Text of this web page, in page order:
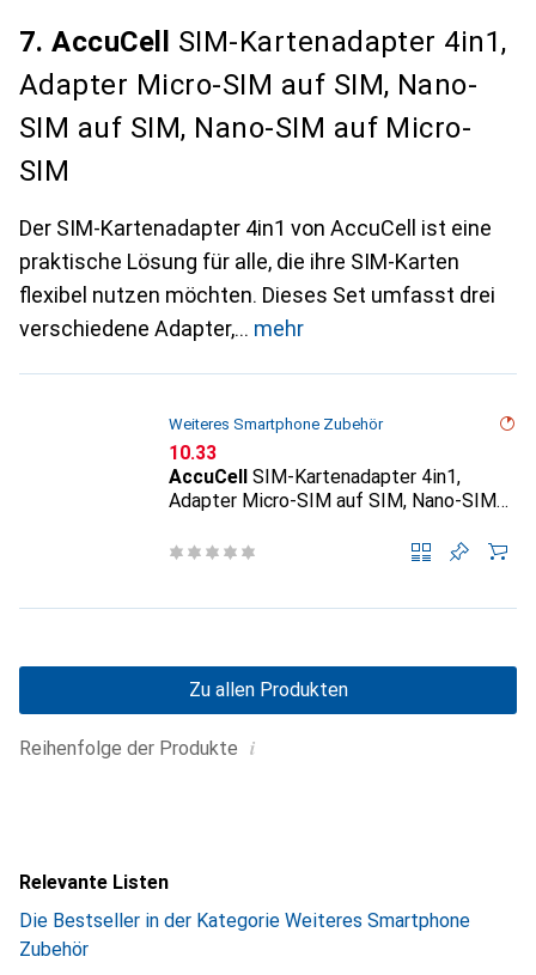
7. AccuCell
SIM-Kartenadapter 4in1,
Adapter Micro-SIM auf SIM, Nano-
SIM auf SIM, Nano-SIM auf Micro-
SIM
Der SIM-Kartenadapter 4in1 von AccuCell ist eine
praktische Lösung für alle, die ihre SIM-Karten
flexibel nutzen möchten. Dieses Set umfasst drei
verschiedene Adapter,
mehr
Weiteres Smartphone Zubehör
CHF
10.33
AccuCell SIM-Kartenadapter 4in1,
Adapter Micro-SIM auf SIM, Nano-SIM
Reihenfolge der Produkte i
Zu allen Produkten
Relevante Listen
Die Bestseller in der Kategorie Weiteres Smartphone
Zubehör